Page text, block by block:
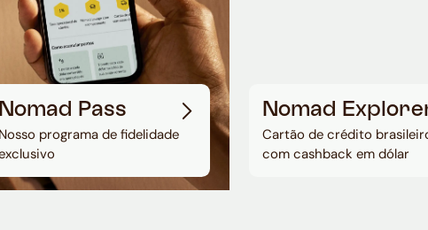
Nomad Pass
Nosso programa de fidelidade
Nomad
Cartão de crédito
com cashback em dólar